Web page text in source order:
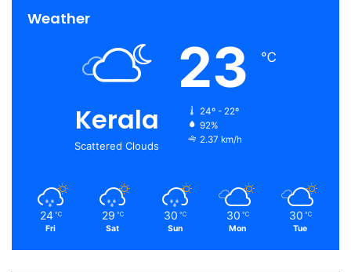
Weather
Kerala
Scattered Clouds
23 ℃
24º - 22º
92%
2.37 km/h
24 ℃
Fri
29 ℃
Sat
30 ℃
Sun
30 ℃
Mon
30 ℃
Tue